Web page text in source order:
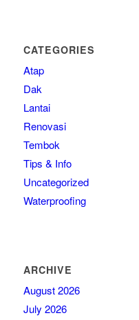
CATEGORIES
Atap
Dak
Lantai
Renovasi
Tembok
Tips & Info
Uncategorized
Waterproofing
ARCHIVE
August 2026
July 2026